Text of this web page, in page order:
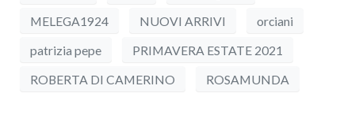
MELEGA1924
NUOVI ARRIVI
orciani
patrizia pepe
PRIMAVERA ESTATE 2021
ROBERTA DI CAMERINO
ROSAMUNDA